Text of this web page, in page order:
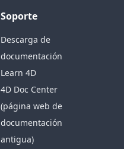
Soporte
Descarga de
documentación
Learn 4D
4D Doc Center
(página web de
documentación
antigua)